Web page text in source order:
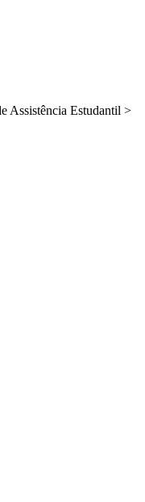
Assistência Estudantil >